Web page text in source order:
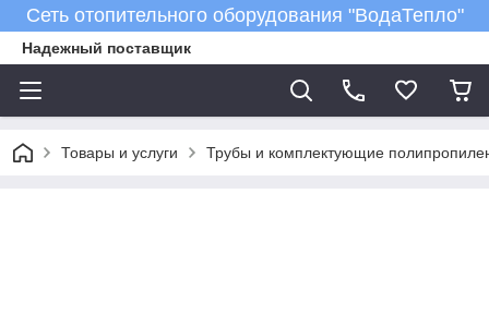
Сеть отопительного оборудования "ВодаТепло"
Надежный поставщик
Товары и услуги Трубы и комплектующие